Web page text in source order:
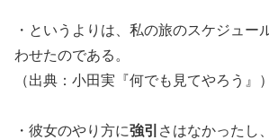
・というよりは、私の旅のスケジュー
わせたのである。
（出典：小田実『何でも見てやろう』）
・彼女のやり方に強引 さはなかったし